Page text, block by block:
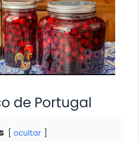
de Portugal
ocultar